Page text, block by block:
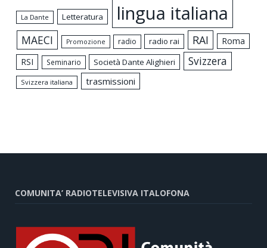
La Dante Letteratura lingua italiana
MAECI Promozione radio radio rai RAI
Roma
RSI
Seminario Società Dante Alighieri Svizzera
Svizzera italiana trasmissioni
COMUNITA’ RADIOTELEVISIVA ITALOFONA